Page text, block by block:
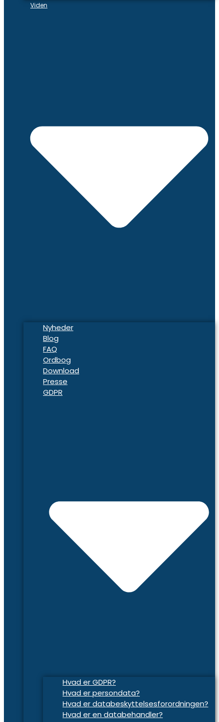
Viden
Nyheder
Blog
FAQ
Ordbog
Download
Presse
GDPR
Hvad er GDPR?
Hvad er persondata?
Hvad er databeskyttelsesforordningen?
Hvad er en databehandler?